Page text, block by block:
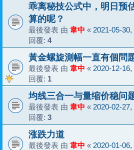
乖离秘技公式中，明日预
算的呢？
最後發表 由 韋中 « 2021-05-30,
回覆: 4
黃金螺旋測幅一直有個問
最後發表 由 韋中 « 2020-12-16,
回覆: 1
均线三合一与量缩价稳问
最後發表 由 韋中 « 2020-02-27,
回覆: 3
涨跌力道
最後發表 由 韋中 « 2020-01-06,